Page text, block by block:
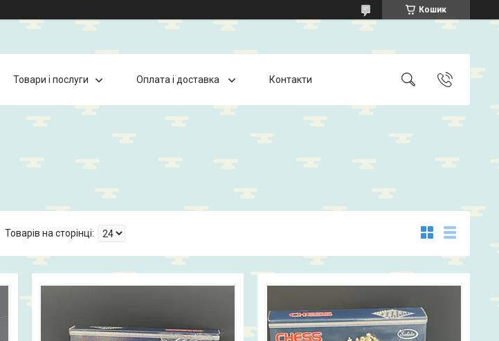
Кошик
Товари і послуги Оплата і доставка Контакти